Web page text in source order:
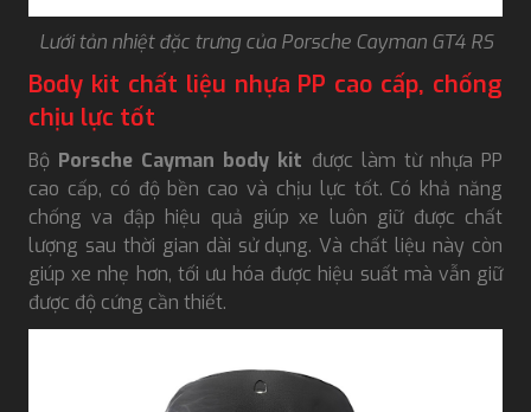
Lưới tản nhiệt đặc trưng của Porsche Cayman GT4 RS
Body kit chất liệu nhựa PP cao cấp, chống
chịu lực tốt
Bộ Porsche Cayman body kit được làm từ nhựa PP
cao cấp, có độ bền cao và chịu lực tốt. Có khả năng
chống va đập hiệu quả giúp xe luôn giữ được chất
lượng sau thời gian dài sử dụng. Và chất liệu này còn
giúp xe nhẹ hơn, tối ưu hóa được hiệu suất mà vẫn giữ
được độ cứng cần thiết.